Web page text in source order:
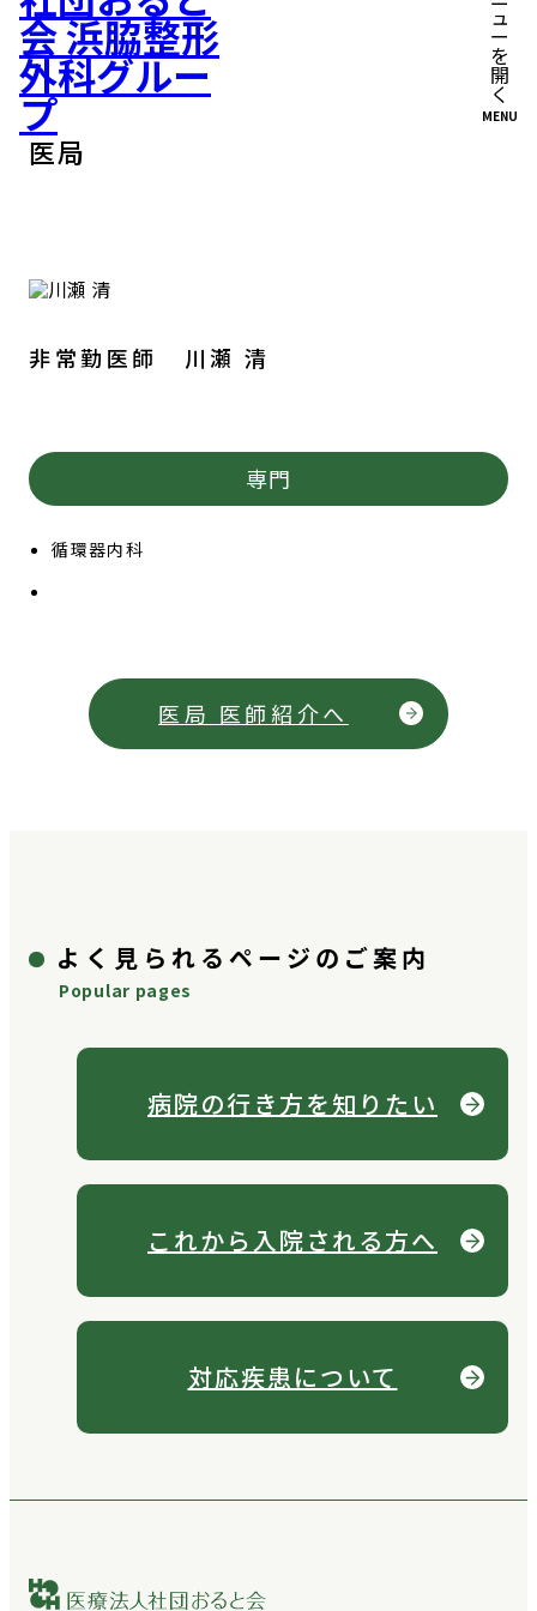
MENU
医局
非常勤医師 川瀬 清
専門
循環器内科
医局 医師紹介へ
よく見られるページのご案内
Popular pages
病院の行き方を知りたい
これから入院される方へ
対応疾患について